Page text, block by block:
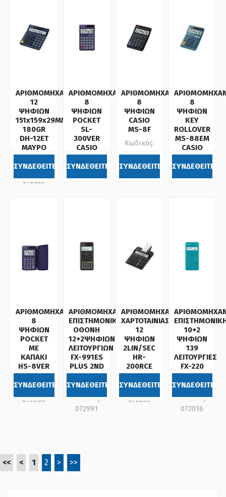
ΑΡΙΘΜΟΜΗΧΑΝΗ
12
ΨΗΦΙΩΝ
151x159x29MM
180GR
DH-12ET
ΜΑΥΡΟ
CASIO
Κωδικός:
072625
ΣΥΝΔΕΘΕΙΤΕ
ΑΡΙΘΜΟΜΗΧΑΝΗ
8
ΨΗΦΙΩΝ
POCKET
SL-
300VER
CASIO
ΣΥΝΔΕΘΕΙΤΕ
ΑΡΙΘΜΟΜΗΧΑΝΗ
8
ΨΗΦΙΩΝ
CASIO
MS-8F
Κωδικός:
072010
ΣΥΝΔΕΘΕΙΤΕ
8
ΨΗΦΙΩΝ
KEY
ROLLOVER
MS-88EM
CASIO
ΣΥΝΔΕΘΕΙΤΕ
ΑΡΙΘΜΟΜΗΧΑΝΗ
8
ΨΗΦΙΩΝ
POCKET
ΜΕ
ΚΑΠΑΚΙ
HS-8VER
CASIO
Κωδικός:
072006
ΣΥΝΔΕΘΕΙΤΕ
ΑΡΙΘΜΟΜΗΧΑΝΗ
ΕΠΙΣΤΗΜΟΝΙΚΗ
ΟΘΟΝΗ
12+2ΨΗΦΙΩΝ/383
ΛΕΙΤΟΥΡΓΙΩΝ
FX-991ES
PLUS 2ND
EDITION
CASIO
Κωδικός:
072991
ΣΥΝΔΕΘΕΙΤΕ
ΑΡΙΘΜΟΜΗΧΑΝΗ
ΧΑΡΤΟΤΑΙΝΙΑΣ
12
ΨΗΦΙΩΝ
2LIN/SEC
HR-
200RCE
CASIO
Κωδικός:
072203
ΣΥΝΔΕΘΕΙΤΕ
10+2
ΨΗΦΙΩΝ
139
ΛΕΙΤΟΥΡΓΙΕΣ
FX-220
PLUS
CASIO
Κωδικός:
072016
ΣΥΝΔΕΘΕΙΤΕ
<< < 1 2 > >>